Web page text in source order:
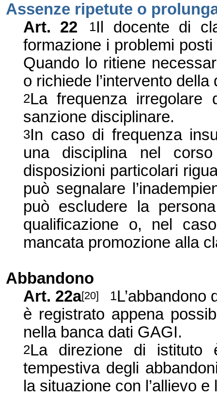
Assenze ripetute o
Art. 22
1Il docente di
formazione i problemi
Quando lo ritiene
o richiede l’intervento
2La frequenza irregolare
sanzione disciplinare.
3In caso di frequenza
una disciplina nel
disposizioni particolari
può segnalare
può escludere la
qualificazione o, nel
mancata promozione alla
Abbandono
Art. 22a[20] 1L’abbandono
è registrato appena
nella banca dati GAGI.
2La direzione di istituto
tempestiva degli
la situazione con l’allievo